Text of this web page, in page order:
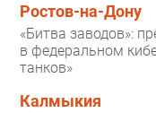
Ростов-на-Дону
«Битва заводов»:
в федеральном
танков»
Калмыкия